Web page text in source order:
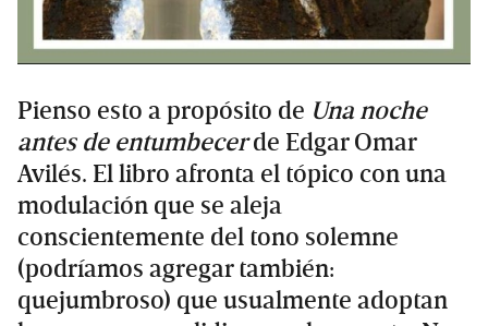
Pienso esto a propósito de Una noche
antes de entumbecerde Edgar Omar
Avilés. El libro afronta el tópico con una
modulación que se aleja
conscientemente del tono solemne
(podríamos agregar también:
quejumbroso) que usualmente adoptan